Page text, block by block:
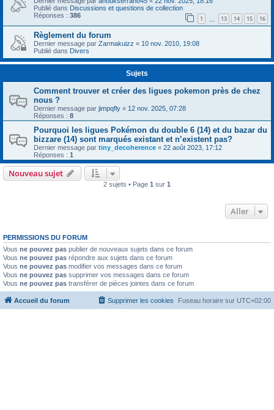
Publié dans Discussions et questions de collection
Réponses : 386 1 13 14 15 16
Règlement du forum
Dernier message par Zarmakuizz « 10 nov. 2010, 19:08
Publié dans Divers
Sujets
Comment trouver et créer des ligues pokemon près de chez
nous ?
Dernier message par jimpqfly « 12 nov. 2025, 07:28
Réponses : 8
Pourquoi les ligues Pokémon du double 6 (14) et du bazar du
bizzare (14) sont marqués existant et n’existent pas?
Dernier message par tiny_decoherence « 22 août 2023, 17:12
Réponses : 1
Nouveau sujet
2 sujets • Page 1 sur 1
Aller
PERMISSIONS DU FORUM
Vous ne pouvez pas publier de nouveaux sujets dans ce forum
Vous ne pouvez pas répondre aux sujets dans ce forum
Vous ne pouvez pas modifier vos messages dans ce forum
Vous ne pouvez pas supprimer vos messages dans ce forum
Vous ne pouvez pas transférer de pièces jointes dans ce forum
Accueil du forum Fuseau horaire sur UTC+02:00
Supprimer les cookies